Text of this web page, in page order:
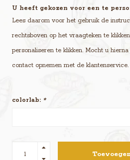
U heeft gekozen voor een te
Lees daarom voor het gebruik de
rechtsboven op het vraagteken te
personaliseren te klikken. Mocht u
contact opnemen met de klantenservice.
colorlab: *